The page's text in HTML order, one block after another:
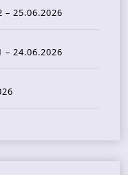
– 25.06.2026
– 24.06.2026